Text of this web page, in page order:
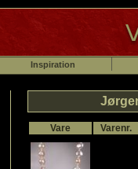
Inspiration
Vare Varenr.